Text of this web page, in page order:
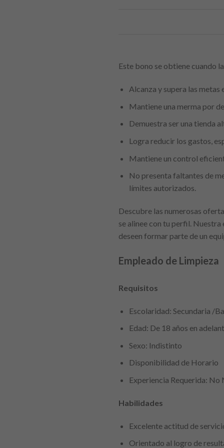
Este bono se obtiene cuando
Alcanza y supera las metas
Mantiene una merma por
Demuestra ser una tienda
Logra reducir los gastos,
Mantiene un control
No presenta faltantes de
límites autorizados.
Descubre las numerosas
se alinee con tu perfil.
deseen formar parte de un
Empleado de Limpieza
Requisitos
Escolaridad: Secundaria /
Edad: De 18 años en
Sexo: Indistinto
Disponibilidad de Horario
Experiencia Requerida: No
Habilidades
Excelente actitud de
Orientado al logro de